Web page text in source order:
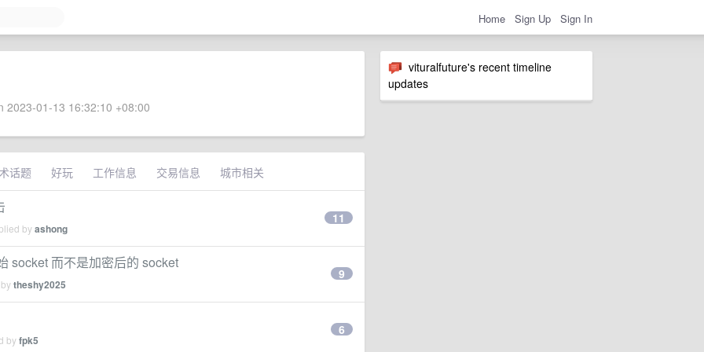
Home Sign Up Sign In
vituralfuture's recent timeline
updates
2023-01-13 16:32:10 +08:00
话题 好玩 工作信息 交易信息 城市相关
byashong
11
socket 而不是加密后的 socket
theshy2025
9
byfpk5
6